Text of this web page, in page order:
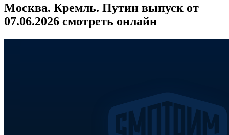
Москва. Кремль. Путин выпуск от
07.06.2026 смотреть онлайн